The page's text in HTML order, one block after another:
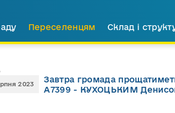
Переселенцям Склад і
2023
Завтра громада
А7399 - КУХОЦЬКИМ